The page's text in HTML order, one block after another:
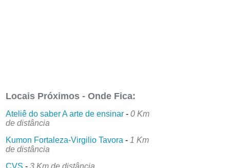
Locais Próximos - Onde Fica:
Ateliê do saber A arte de ensinar -0 Km
de distância
Kumon Fortaleza-Virgilio Tavora - 1 Km
de distância
CVS -3 Km de distância